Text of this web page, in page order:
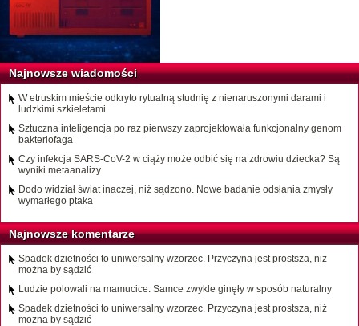
Najnowsze wiadomości
W etruskim mieście odkryto rytualną studnię z nienaruszonymi darami i
ludzkimi szkieletami
Sztuczna inteligencja po raz pierwszy zaprojektowała funkcjonalny genom
bakteriofaga
Czy infekcja SARS-CoV-2 w ciąży może odbić się na zdrowiu dziecka? Są
wyniki metaanalizy
Dodo widział świat inaczej, niż sądzono. Nowe badanie odsłania zmysły
wymarłego ptaka
Najnowsze komentarze
Spadek dzietności to uniwersalny wzorzec. Przyczyna jest prostsza, niż
można by sądzić
Ludzie polowali na mamucice. Samce zwykle ginęły w sposób naturalny
Spadek dzietności to uniwersalny wzorzec. Przyczyna jest prostsza, niż
można by sądzić